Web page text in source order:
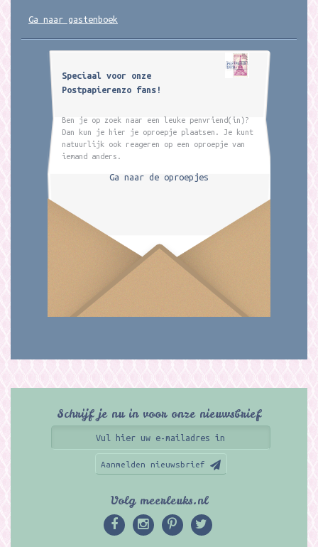
Ga naar gastenboek
Speciaal voor onze
Postpapierenzo fans!
Ben je op zoek naar een leuke penvriend(in)?
Dan kun je hier je oproepje plaatsen. Je kunt
natuurlijk ook reageren op een oproepje van
iemand anders.
Ga naar de oproepjes
Schrijf je nu in voor onze nieuwsbrief
Aanmelden nieuwsbrief
Volg meerleuks.nl